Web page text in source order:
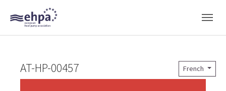
Skip to main navigation
Skip to main content
Skip to page footer
French
AT-HP-00457